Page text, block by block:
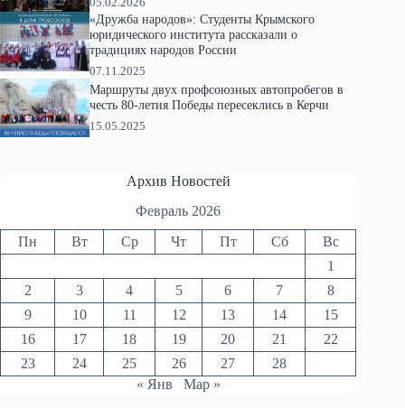
«Дружба народов»: Студенты Крымского
юридического института рассказали о
традициях народов России
07.11.2025
Маршруты двух профсоюзных автопробегов в
честь 80-летия Победы пересеклись в Керчи
15.05.2025
Архив Новостей
Февраль 2026
Пн Вт Ср Чт Пт Сб
Вс
1
2
3 4 5 6 7
8
9
10 11 12 13 14
15
16
17 18 19 20 21
22
23
24 25 26 27
28
« Янв
Мар »